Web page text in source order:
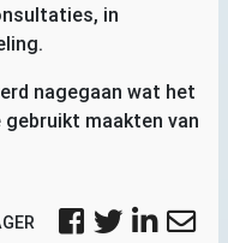
in
nagegaan wat het
maakten van